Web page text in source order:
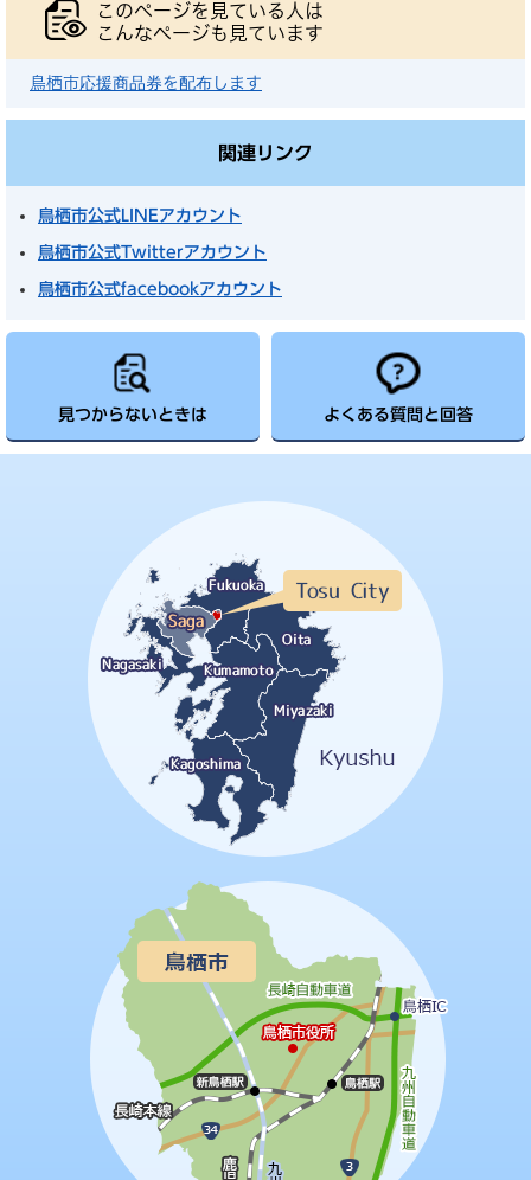
このページを見ている人は
こんなページも見ています
鳥栖市応援商品券を配布します
関連リンク
鳥栖市公式LINEアカウント
鳥栖市公式Twitterアカウント
鳥栖市公式facebookアカウント
見つからないときは よくある質問と回答